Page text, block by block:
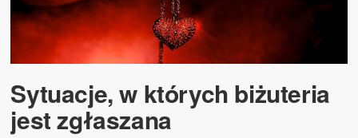
Sytuacje, w których biżuteria
jest zgłaszana